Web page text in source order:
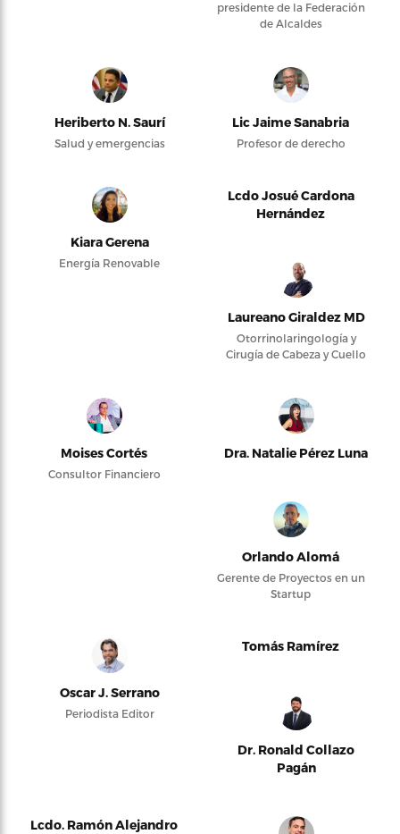
presidente de la Federación
de Alcaldes
Heriberto N. Saurí
Salud y emergencias
Lic Jaime Sanabria
Profesor de derecho
Kiara Gerena
Energía Renovable
Lcdo Josué Cardona
Hernández
Laureano Giraldez MD
Otorrinolaringología y
Cirugía de Cabeza y Cuello
Moises Cortés
Consultor Financiero
Dra. Natalie Pérez Luna
Orlando Alomá
Gerente de Proyectos en un
Startup
Oscar J. Serrano
Periodista Editor
Tomás Ramírez
Dr. Ronald Collazo
Pagán
Lcdo. Ramón Alejandro